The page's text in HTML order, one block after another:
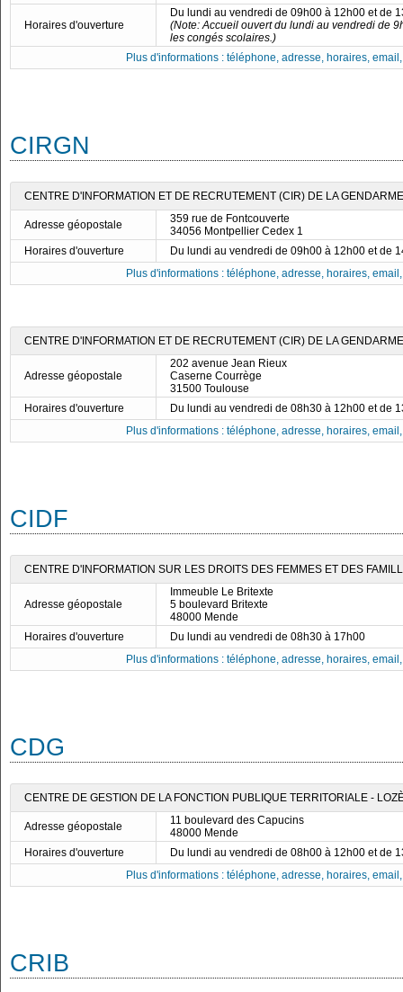
Horaires d'ouverture
Du lundi au vendredi de 09h00 à 12h00 et de
(Note: Accueil ouvert du lundi au vendredi de
les congés scolaires.)
Plus d'informations : téléphone, adresse, horaires,
CIRGN
CENTRE D'INFORMATION ET DE RECRUTEMENT (CIR) DE LA
Adresse géopostale
359 rue de Fontcouverte
34056 Montpellier Cedex 1
Horaires d'ouverture
Du lundi au vendredi de 09h00 à 12h00 et de
Plus d'informations : téléphone, adresse, horaires,
CENTRE D'INFORMATION ET DE RECRUTEMENT (CIR) DE LA
Adresse géopostale
202 avenue Jean Rieux
Caserne Courrège
31500 Toulouse
Horaires d'ouverture
Du lundi au vendredi de 08h30 à 12h00 et de
Plus d'informations : téléphone, adresse, horaires,
CIDF
CENTRE D'INFORMATION SUR LES DROITS DES FEMMES ET DES
Adresse géopostale
Immeuble Le Britexte
5 boulevard Britexte
48000 Mende
Horaires d'ouverture
Du lundi au vendredi de 08h30 à 17h00
Plus d'informations : téléphone, adresse, horaires,
CDG
CENTRE DE GESTION DE LA FONCTION PUBLIQUE TERRITORIALE -
Adresse géopostale
11 boulevard des Capucins
48000 Mende
Horaires d'ouverture
Du lundi au vendredi de 08h00 à 12h00 et de
Plus d'informations : téléphone, adresse, horaires,
CRIB